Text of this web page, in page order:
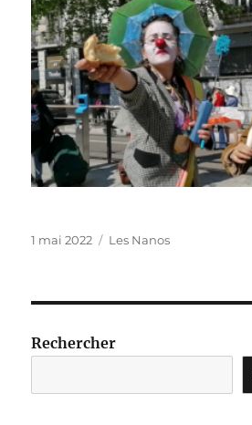
Publié
1 mai 2022 Catégories
Les Nanos
Rechercher